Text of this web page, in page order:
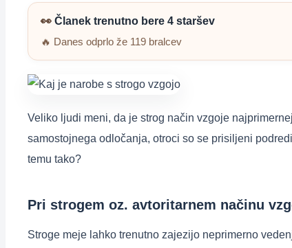
👀 Članek trenutno bere 4 staršev
🔥 Danes odprlo že 119 bralcev
Veliko ljudi meni, da je strog način vzgoje
samostojnega odločanja, otroci so se prisiljeni
temu tako?
Pri strogem oz. avtoritarnem načinu
Stroge meje lahko trenutno zajezijo neprimerno